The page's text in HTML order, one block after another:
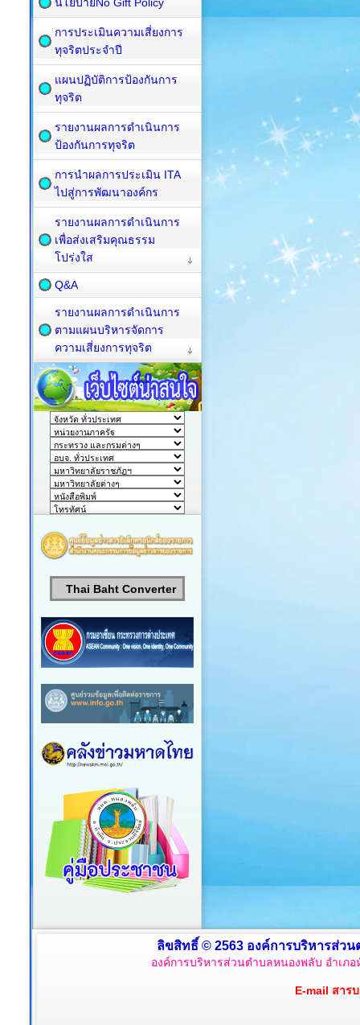
การประเมินความเสี่ยงการ
ทุจริตประจำปี
แผนปฏิบัติการป้องกันการ
ทุจริต
รายงานผลการดำเนินการ
ป้องกันการทุจริต
การนำผลการประเมิน ITA
ไปสู่การพัฒนาองค์กร
รายงานผลการดำเนินการ
เพื่อส่งเสริมคุณธรรม
โปร่งใส
Q&A
รายงานผลการดำเนินการ
ตามแผนบริหารจัดการ
ความเสี่ยงการทุจริต
Thai Baht Converter
ลิขสิทธิ์ © 2563 องค์การบริหารส่ว
องค์การบริหารส่วนตำบลหนองพลับ อำเภ
E-mail สาร